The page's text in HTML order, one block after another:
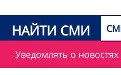
НАЙТИ СМИ
Уведомлять о новостях